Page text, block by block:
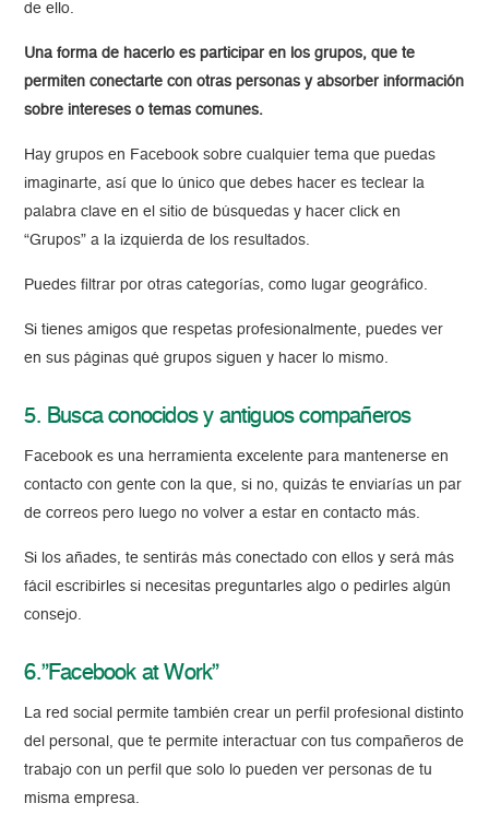
de ello.
Una forma de hacerlo es participar en los grupos, que te
permiten conectarte con otras personas y absorber información
sobre intereses o temas comunes.
Hay grupos en Facebook sobre cualquier tema que puedas
imaginarte, así que lo único que debes hacer es teclear la
palabra clave en el sitio de búsquedas y hacer click en
“Grupos” a la izquierda de los resultados.
Puedes filtrar por otras categorías, como lugar geográfico.
Si tienes amigos que respetas profesionalmente, puedes ver
en sus páginas qué grupos siguen y hacer lo mismo.
5. Busca conocidos y antiguos compañeros
Facebook es una herramienta excelente para mantenerse en
contacto con gente con la que, si no, quizás te enviarías un par
de correos pero luego no volver a estar en contacto más.
Si los añades, te sentirás más conectado con ellos y será más
fácil escribirles si necesitas preguntarles algo o pedirles algún
consejo.
6.”Facebook at Work”
La red social permite también crear un perfil profesional distinto
del personal, que te permite interactuar con tus compañeros de
trabajo con un perfil que solo lo pueden ver personas de tu
misma empresa.